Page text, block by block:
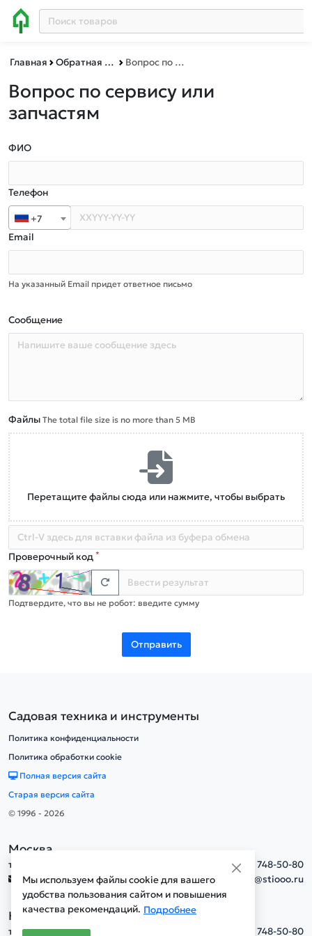
Главная Обратная связь Вопрос по сервису или запчастям
Вопрос по сервису или
запчастям
ФИО
Телефон
+7
Email
На указанный Email придет ответное письмо
Сообщение
Файлы The total file size is no more than 5 MB
Перетащите файлы сюда или нажмите, чтобы выбрать
Проверочный код *
Подтвердите, что вы не робот: введите сумму
Отправить
Мы используем файлы cookie для вашего
удобства пользования сайтом и повышения
качества рекомендаций. Подробнее
Садовая техника и инструменты
Политика конфиденциальности
Политика обработки cookie
Полная версия сайта
Старая версия сайта
© 1996 - 2026
Москва
тел.
+7(495) 748-50-80
info@stiooo.ru
Новосибирск
тел. +7(495) 748-50-80